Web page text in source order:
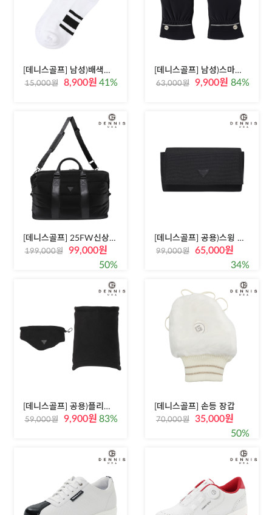
[데니스골프] 남성)배색포인트 중목양말
15,000원 8,900원 41%
[데니스골프] 남성)스마트터치 방한장갑
63,000원 9,900원 84%
[데니스골프] 25FW신상 공용 보스턴백
199,000원
99,000원
50%
[데니스골프] 공용)스윙 파우치 벨트백
99,000원
65,000원
34%
[데니스골프] 공용)플리스 이어워머 넥워머 세트
59,000원 9,900원 83%
[데니스골프] 손등 장갑
70,000원
35,000원
50%